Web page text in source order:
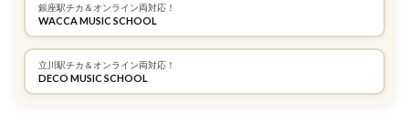
銀座駅チカ＆オンライン両対応！
WACCA MUSIC SCHOOL
立川駅チカ＆オンライン両対応！
DECO MUSIC SCHOOL